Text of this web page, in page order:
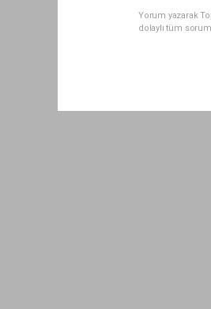
Yorum yazarak
dolaylı tüm